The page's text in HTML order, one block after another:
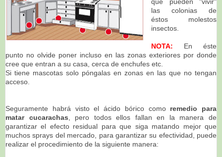
las colonias de
éstos molestos
insectos.
NOTA: En éste
punto no olvide poner incluso en las zonas exteriores por donde
cree que entran a su casa, cerca de enchufes etc.
Si tiene mascotas solo póngalas en zonas en las que no tengan
acceso.
Seguramente habrá visto el ácido bórico como remedio para
matar cucarachas , pero todos ellos fallan en la manera de
garantizar el efecto residual para que siga matando mejor que
muchos sprays del mercado, para garantizar su efectividad, puede
realizar el procedimiento de la siguiente manera: